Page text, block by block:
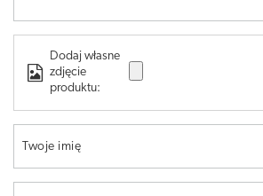
Dodaj własne
zdjęcie
produktu:
Twoje imię